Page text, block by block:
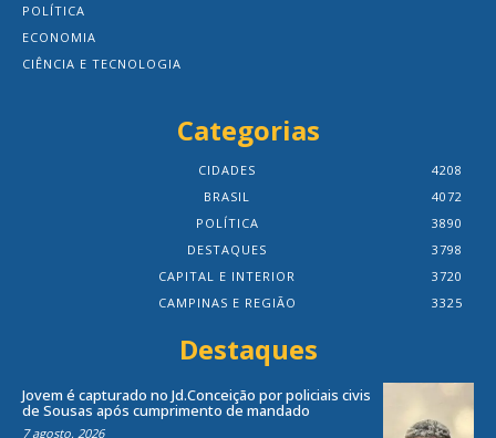
POLÍTICA
ECONOMIA
CIÊNCIA E TECNOLOGIA
Categorias
CIDADES
4208
BRASIL
4072
POLÍTICA
3890
DESTAQUES
3798
CAPITAL E INTERIOR
3720
CAMPINAS E REGIÃO
3325
Destaques
Jovem é capturado no Jd.Conceição por policiais civis
de Sousas após cumprimento de mandado
7 agosto, 2026